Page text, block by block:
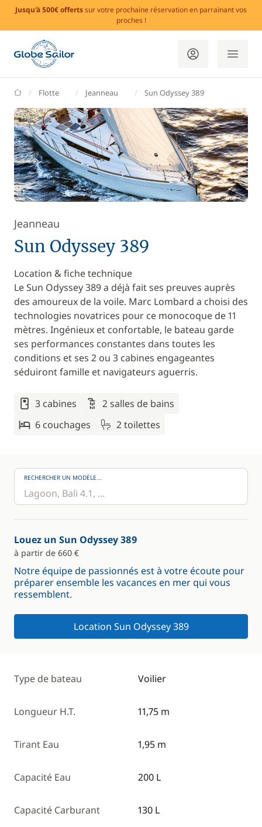
Jusqu'à 500€ offertssur votre prochaine réservation en parrainant vos
proches !
GlobeSailor
Flotte Jeanneau Sun Odyssey 389
Jeanneau
Sun Odyssey 389
Location & fiche technique
Le Sun Odyssey 389 a déjà fait ses preuves auprès
des amoureux de la voile. Marc Lombard a choisi des
technologies novatrices pour ce monocoque de 11
mètres. Ingénieux et confortable, le bateau garde
ses performances constantes dans toutes les
conditions et ses 2 ou 3 cabines engageantes
séduiront famille et navigateurs aguerris.
3 cabines
2 salles de bains
6 couchages
2 toilettes
RECHERCHER UN MODÈLE...
Louez un Sun Odyssey 389
à partir de 660 €
Notre équipe de passionnés est à votre écoute pour
préparer ensemble les vacances en mer qui vous
ressemblent.
Location Sun Odyssey 389
Type de bateau Voilier
Longueur H.T. 11,75 m
Tirant Eau 1,95 m
Capacité Eau 200 L
Capacité Carburant 130 L